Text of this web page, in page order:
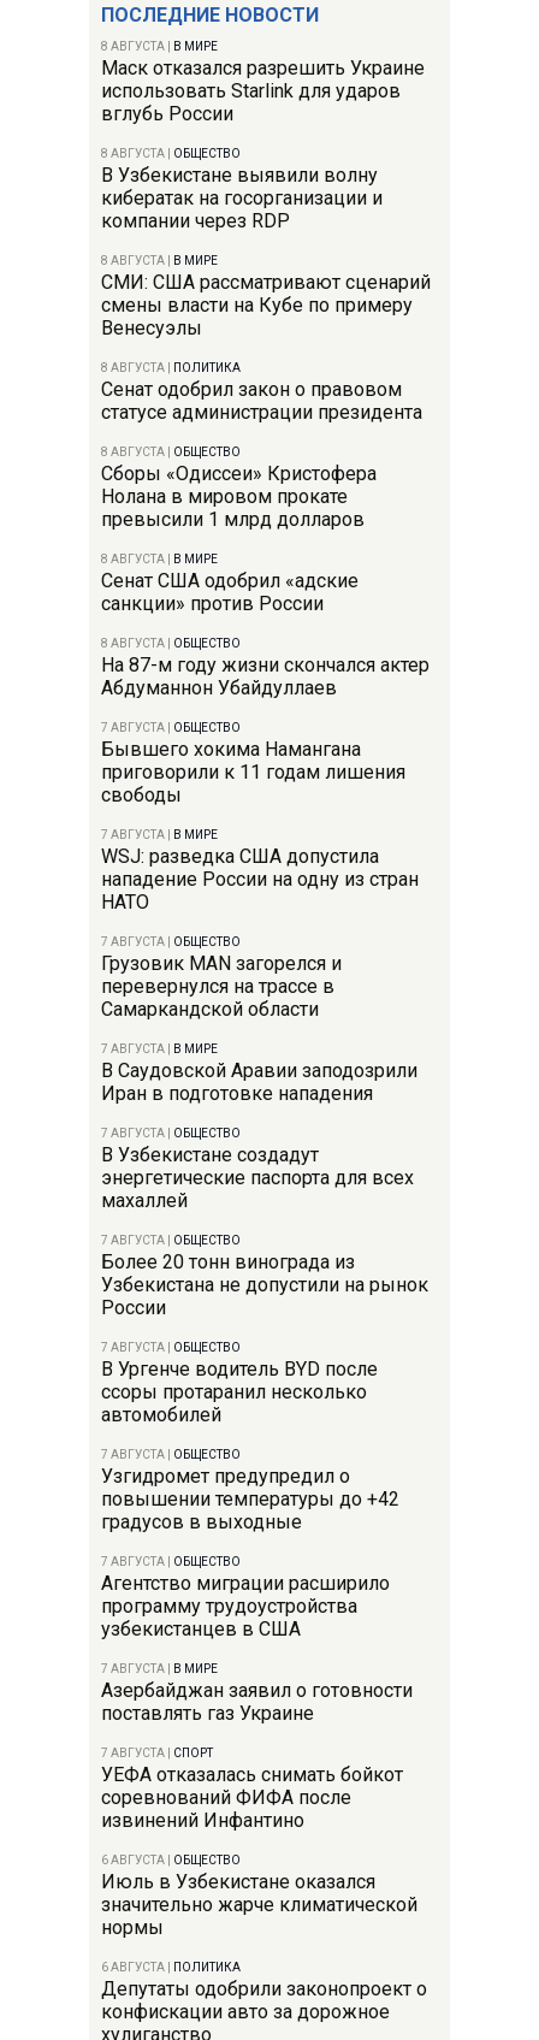
ПОСЛЕДНИЕ НОВОСТИ
8 АВГУСТА В МИРЕ
Маск отказался разрешить Украине
использовать Starlink для ударов
вглубь России
8 АВГУСТА ОБЩЕСТВО
В Узбекистане выявили волну
кибератак на госорганизации и
компании через RDP
8 АВГУСТА В МИРЕ
СМИ: США рассматривают сценарий
смены власти на Кубе по примеру
Венесуэлы
8 АВГУСТА ПОЛИТИКА
Сенат одобрил закон о правовом
статусе администрации президента
8 АВГУСТА ОБЩЕСТВО
Сборы «Одиссеи» Кристофера
Нолана в мировом прокате
превысили 1 млрд долларов
8 АВГУСТА В МИРЕ
Сенат США одобрил «адские
санкции» против России
8 АВГУСТА ОБЩЕСТВО
На 87-м году жизни скончался актер
Абдуманнон Убайдуллаев
7 АВГУСТА ОБЩЕСТВО
Бывшего хокима Намангана
приговорили к 11 годам лишения
свободы
7 АВГУСТА В МИРЕ
WSJ: разведка США допустила
нападение России на одну из стран
НАТО
7 АВГУСТА ОБЩЕСТВО
Грузовик MAN загорелся и
перевернулся на трассе в
Самаркандской области
7 АВГУСТА В МИРЕ
В Саудовской Аравии заподозрили
Иран в подготовке нападения
7 АВГУСТА ОБЩЕСТВО
В Узбекистане создадут
энергетические паспорта для всех
махаллей
7 АВГУСТА ОБЩЕСТВО
Более 20 тонн винограда из
Узбекистана не допустили на рынок
России
7 АВГУСТА ОБЩЕСТВО
В Ургенче водитель BYD после
ссоры протаранил несколько
автомобилей
7 АВГУСТА ОБЩЕСТВО
Узгидромет предупредил о
повышении температуры до +42
градусов в выходные
7 АВГУСТА ОБЩЕСТВО
Агентство миграции расширило
программу трудоустройства
узбекистанцев в США
7 АВГУСТА В МИРЕ
Азербайджан заявил о готовности
поставлять газ Украине
7 АВГУСТА СПОРТ
УЕФА отказалась снимать бойкот
соревнований ФИФА после
извинений Инфантино
6 АВГУСТА ОБЩЕСТВО
Июль в Узбекистане оказался
значительно жарче климатической
нормы
6 АВГУСТА ПОЛИТИКА
Депутаты одобрили законопроект о
конфискации авто за дорожное
хулиганство